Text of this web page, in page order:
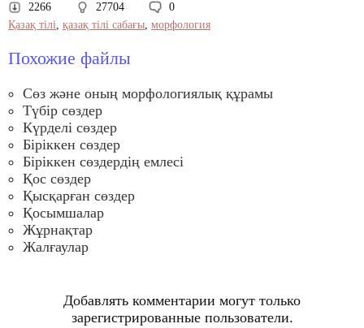
2266
27704
0
Қазақ тілі, қазақ тілі сабағы, морфология
Похожие файлы
Сөз және оның морфологиялық құрамы
Түбір сөздер
Күрделі сөздер
Біріккен сөздер
Біріккен сөздердiң емлесi
Қос сөздер
Қысқарған сөздер
Қосымшалар
Жұрнақтар
Жалғаулар
Добавлять комментарии могут только
зарегистрированные пользователи.